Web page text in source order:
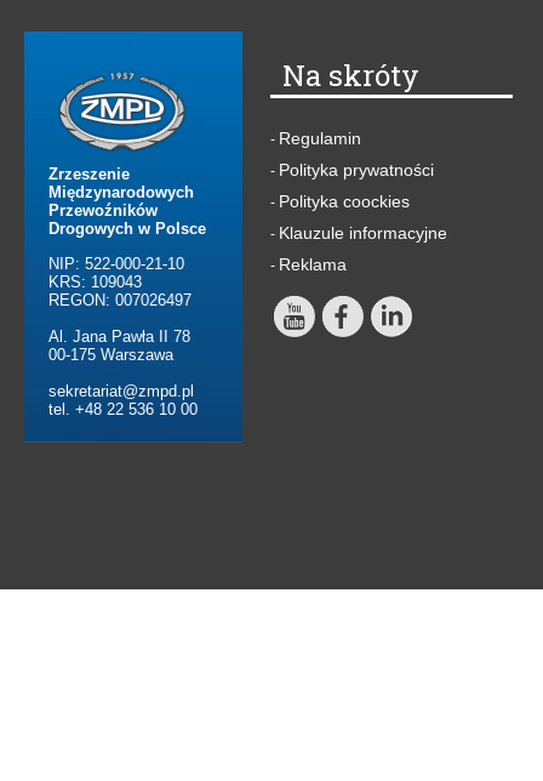
Zrzeszenie
Międzynarodowych
Przewoźników
Drogowych w Polsce
NIP: 522-000-21-10
KRS: 109043
REGON: 007026497
Al. Jana Pawła II 78
00-175 Warszawa
sekretariat@zmpd.pl
tel. +48 22 536 10 00
Na skróty
- Regulamin
- Polityka prywatności
- Polityka coockies
- Klauzule informacyjne
- Reklama